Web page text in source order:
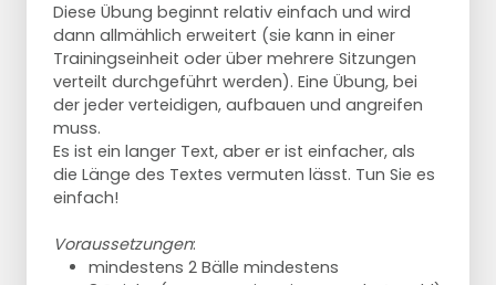
Diese Übung beginnt relativ einfach und wird
dann allmählich erweitert (sie kann in einer
Trainingseinheit oder über mehrere Sitzungen
verteilt durchgeführt werden). Eine Übung, bei
der jeder verteidigen, aufbauen und angreifen
muss.
Es ist ein langer Text, aber er ist einfacher, als
die Länge des Textes vermuten lässt. Tun Sie es
einfach!
Voraussetzungen:
mindestens 2 Bälle mindestens